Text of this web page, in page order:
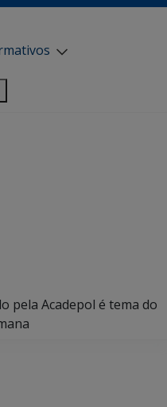
pela Acadepol é tema do